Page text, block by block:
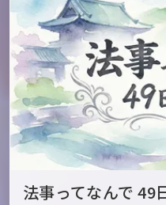
法事ってなんで 49